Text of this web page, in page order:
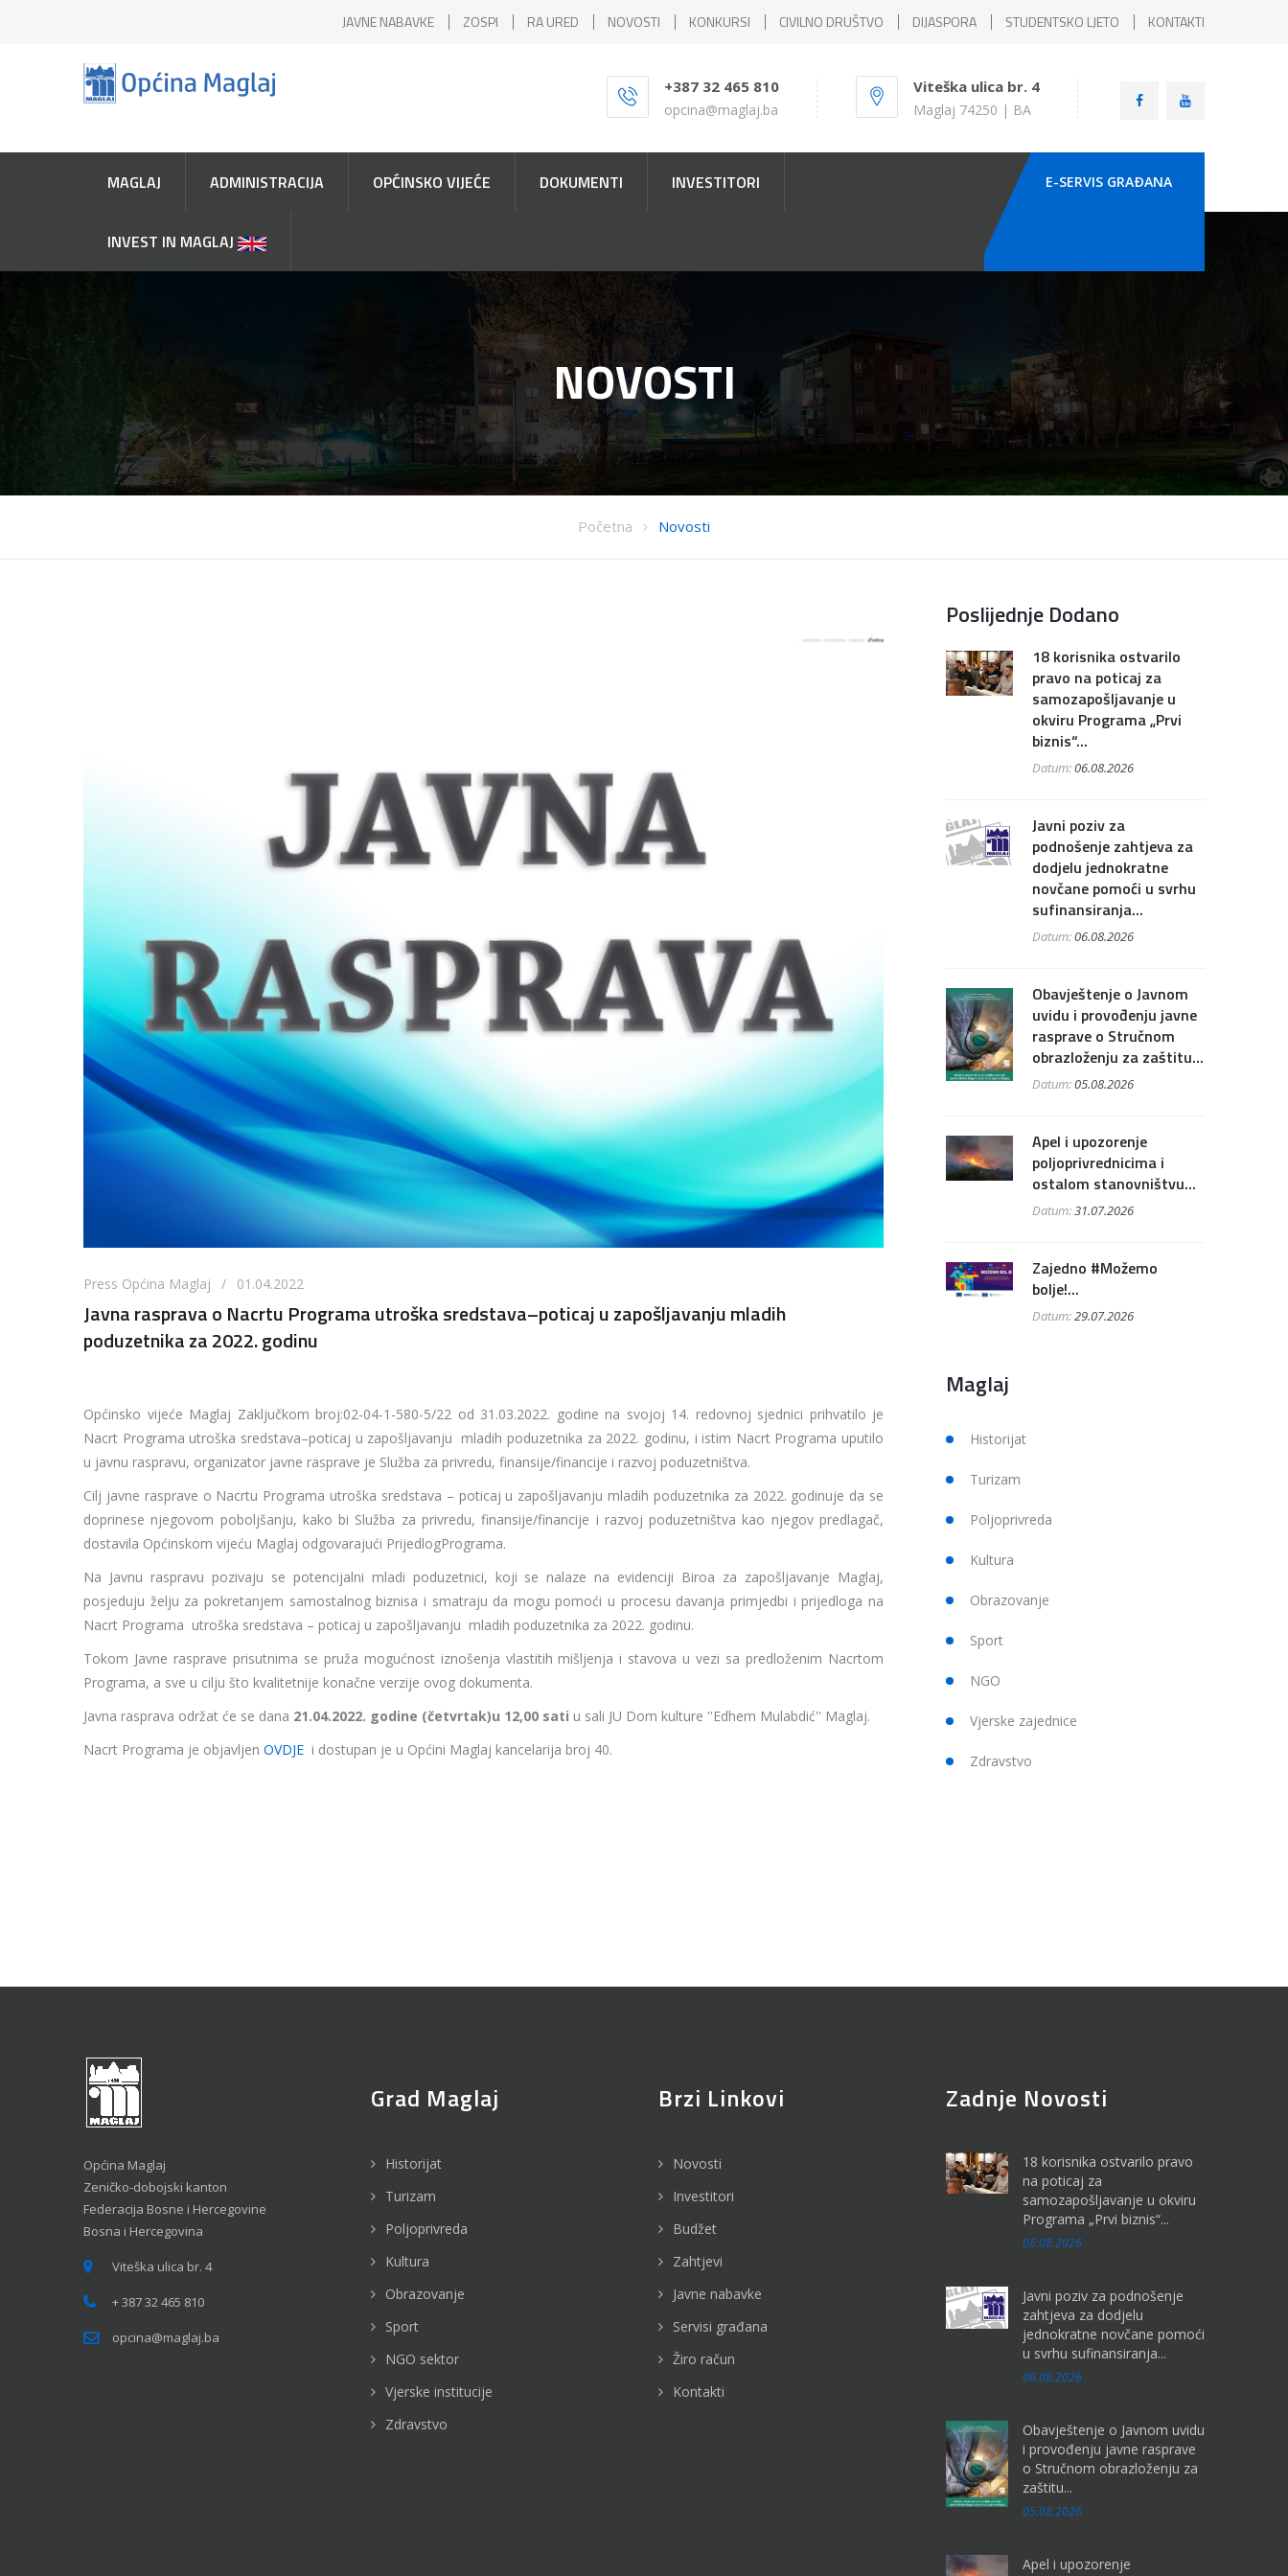
JAVNE NABAVKE ZOSPI RA URED NOVOSTI KONKURSI CIVILNO DRUŠTVO DIJASPORA STUDENTSKO LJETO KONTAKTI
+387 32 465 810
opcina@maglaj.ba
Viteška ulica br. 4
Maglaj 74250 | BA
MAGLAJ ADMINISTRACIJA OPĆINSKO VIJEĆE DOKUMENTI INVESTITORI
INVEST IN MAGLAJ
E-SERVIS GRAÐANA
NOVOSTI
Početna Novosti
Press Općina Maglaj / 01.04.2022
Javna rasprava o Nacrtu Programa utroška sredstava–poticaj u zapošljavanju mladih
poduzetnika za 2022. godinu
Općinsko vijeće Maglaj Zaključkom broj:02-04-1-580-5/22 od 31.03.2022. godine na svojoj 14. redovnoj sjednici prihvatilo je
Nacrt Programa utroška sredstava–poticaj u zapošljavanju mladih poduzetnika za 2022. godinu, i istim Nacrt Programa uputilo
u javnu raspravu, organizator javne rasprave je Služba za privredu, finansije/financije i razvoj poduzetništva.
Cilj javne rasprave o Nacrtu Programa utroška sredstava – poticaj u zapošljavanju mladih poduzetnika za 2022. godinuje da se
doprinese njegovom poboljšanju, kako bi Služba za privredu, finansije/financije i razvoj poduzetništva kao njegov predlagač,
dostavila Općinskom vijeću Maglaj odgovarajući PrijedlogPrograma.
Na Javnu raspravu pozivaju se potencijalni mladi poduzetnici, koji se nalaze na evidenciji Biroa za zapošljavanje Maglaj,
posjeduju želju za pokretanjem samostalnog biznisa i smatraju da mogu pomoći u procesu davanja primjedbi i prijedloga na
Nacrt Programa utroška sredstava – poticaj u zapošljavanju mladih poduzetnika za 2022. godinu.
Tokom Javne rasprave prisutnima se pruža mogućnost iznošenja vlastitih mišljenja i stavova u vezi sa predloženim Nacrtom
Programa, a sve u cilju što kvalitetnije konačne verzije ovog dokumenta.
Javna rasprava održat će se dana 21.04.2022. godine (četvrtak)u 12,00 sati u sali JU Dom kulture ''Edhem Mulabdić'' Maglaj.
Nacrt Programa je objavljen OVDJE i dostupan je u Općini Maglaj kancelarija broj 40.
Poslijednje Dodano
18 korisnika ostvarilo
pravo na poticaj za
samozapošljavanje u
okviru Programa „Prvi
biznis“...
Datum:06.08.2026
Javni poziv za
podnošenje zahtjeva za
dodjelu jednokratne
novčane pomoći u svrhu
sufinansiranja...
Datum:06.08.2026
Obavještenje o Javnom
uvidu i provođenju javne
rasprave o Stručnom
obrazloženju za zaštitu...
Datum:05.08.2026
Apel i upozorenje
poljoprivrednicima i
ostalom stanovništvu...
Datum:31.07.2026
Zajedno #Možemo
bolje!...
Datum:29.07.2026
Maglaj
Historijat
Turizam
Poljoprivreda
Kultura
Obrazovanje
Sport
NGO
Vjerske zajednice
Zdravstvo
Općina Maglaj
Zeničko-dobojski kanton
Federacija Bosne i Hercegovine
Bosna i Hercegovina
Viteška ulica br. 4
+ 387 32 465 810
opcina@maglaj.ba
Grad Maglaj
Historijat
Turizam
Poljoprivreda
Kultura
Obrazovanje
Sport
NGO sektor
Vjerske institucije
Zdravstvo
Brzi Linkovi
Novosti
Investitori
Budžet
Zahtjevi
Javne nabavke
Servisi građana
Žiro račun
Kontakti
Zadnje Novosti
18 korisnika ostvarilo pravo
na poticaj za
samozapošljavanje u okviru
Programa „Prvi biznis“...
06.08.2026
Javni poziv za podnošenje
zahtjeva za dodjelu
jednokratne novčane pomoći
u svrhu sufinansiranja...
06.08.2026
Obavještenje o Javnom uvidu
i provođenju javne rasprave
o Stručnom obrazloženju za
zaštitu...
05.08.2026
Apel i upozorenje